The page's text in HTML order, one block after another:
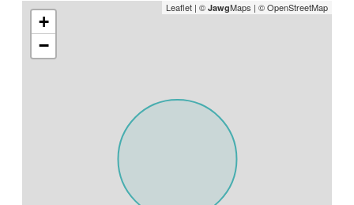
+
−
Leaflet | © JawgMaps | © OpenStreetMap